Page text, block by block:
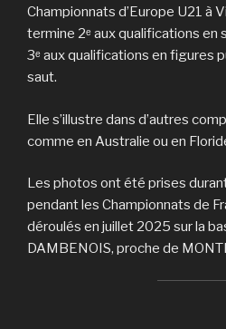
Championnats d’Europe U21 à
termine 2ᵉ aux qualifications en
3ᵉ aux qualifications en figures
saut.
Elle s’illustre dans d’autres
comme en Australie ou en
Les photos ont été prises
pendant les Championnats de
déroulés en juillet 2025 sur la
DAMBENOIS, proche de